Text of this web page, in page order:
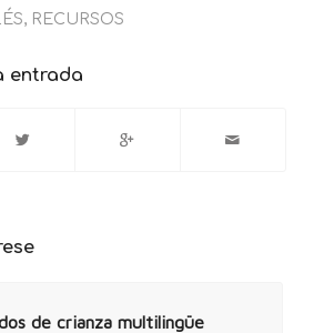
, RECURSOS
entrada
de crianza multilingüe